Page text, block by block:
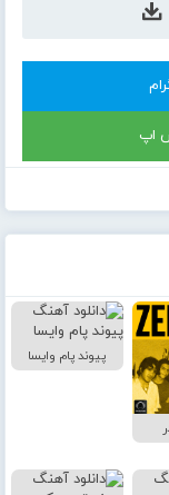
اپ
پیوند پام وایسا